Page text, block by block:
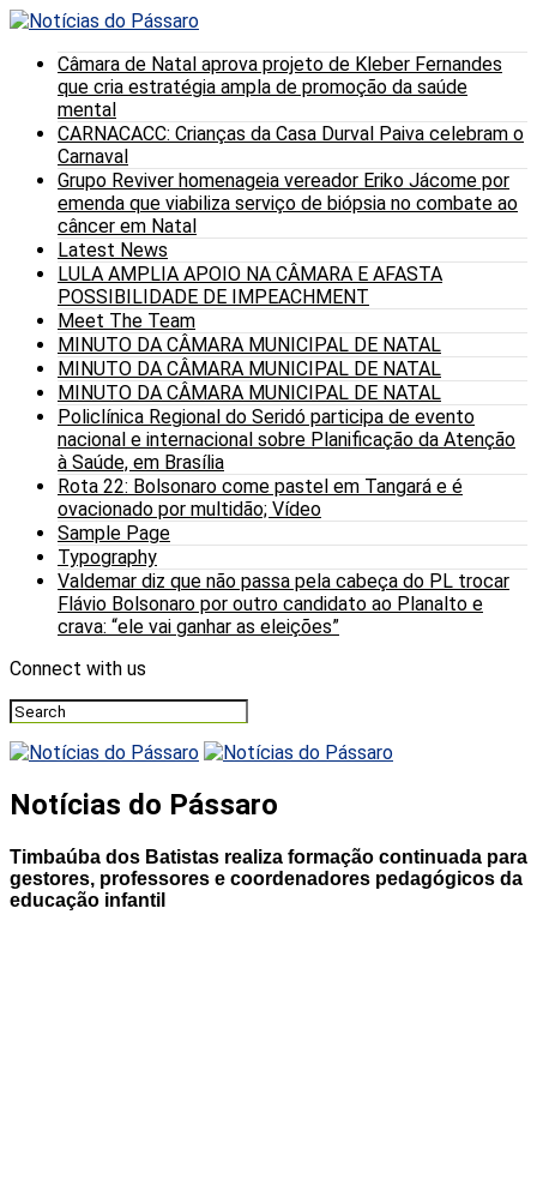
Câmara de Natal aprova projeto de Kleber Fernandes
que cria estratégia ampla de promoção da saúde
mental
CARNACACC: Crianças da Casa Durval Paiva celebram o
Carnaval
Grupo Reviver homenageia vereador Eriko Jácome por
emenda que viabiliza serviço de biópsia no combate ao
câncer em Natal
Latest News
LULA AMPLIA APOIO NA CÂMARA E AFASTA
POSSIBILIDADE DE IMPEACHMENT
Meet The Team
MINUTO DA CÂMARA MUNICIPAL DE NATAL
MINUTO DA CÂMARA MUNICIPAL DE NATAL
MINUTO DA CÂMARA MUNICIPAL DE NATAL
Policlínica Regional do Seridó participa de evento
nacional e internacional sobre Planificação da Atenção
à Saúde, em Brasília
Rota 22: Bolsonaro come pastel em Tangará e é
ovacionado por multidão; Vídeo
Sample Page
Typography
Valdemar diz que não passa pela cabeça do PL trocar
Flávio Bolsonaro por outro candidato ao Planalto e
crava: “ele vai ganhar as eleições”
Connect with us
Notícias do Pássaro
Timbaúba dos Batistas realiza formação continuada para
gestores, professores e coordenadores pedagógicos da
educação infantil